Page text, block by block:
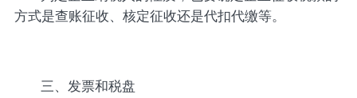
方式是查账征收、核定征收还是代扣代缴等。
三、发票和税盘